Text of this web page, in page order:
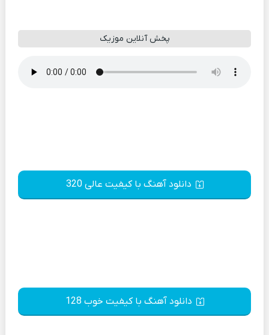
پخش آنلاین موزیک
دانلود آهنگ با کیفیت عالی 320
دانلود آهنگ با کیفیت خوب 128